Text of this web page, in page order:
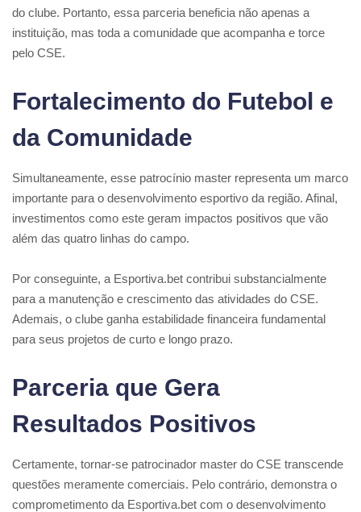
do clube. Portanto, essa parceria beneficia não apenas a
instituição, mas toda a comunidade que acompanha e torce
pelo CSE.
Fortalecimento do Futebol e
da Comunidade
Simultaneamente, esse patrocínio master representa um marco
importante para o desenvolvimento esportivo da região. Afinal,
investimentos como este geram impactos positivos que vão
além das quatro linhas do campo.
Por conseguinte, a Esportiva.bet contribui substancialmente
para a manutenção e crescimento das atividades do CSE.
Ademais, o clube ganha estabilidade financeira fundamental
para seus projetos de curto e longo prazo.
Parceria que Gera
Resultados Positivos
Certamente, tornar-se patrocinador master do CSE transcende
questões meramente comerciais. Pelo contrário, demonstra o
comprometimento da Esportiva.bet com o desenvolvimento